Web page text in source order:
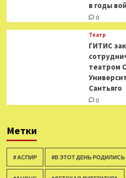
в годы
0
Театр
ГИТИС
театром
Сантьяго
0
Метки
# АСПИР #В ЭТОТ ДЕНЬ РОДИЛИСЬ